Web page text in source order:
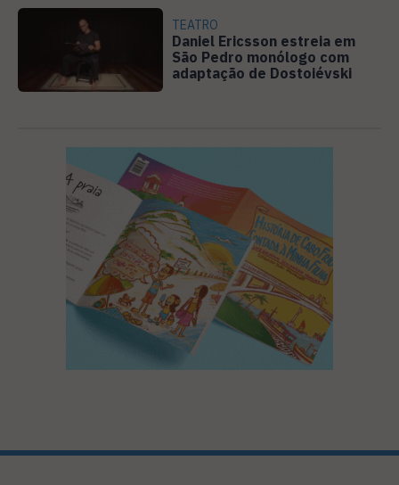
TEATRO
Daniel Ericsson estreia em
São Pedro monólogo com
adaptação de Dostoiévski